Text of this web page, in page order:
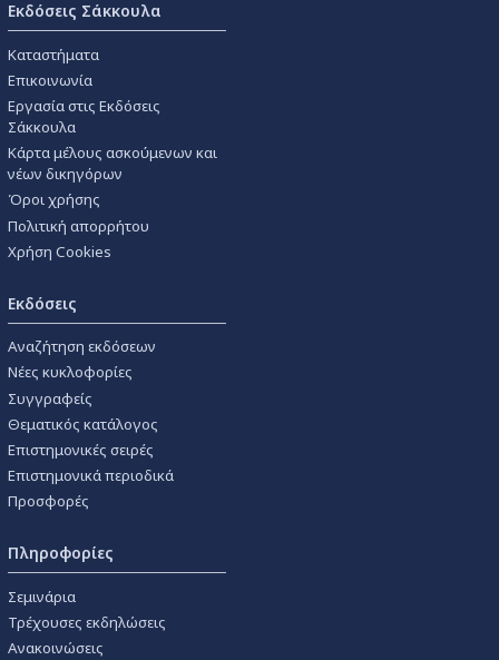
Εκδόσεις Σάκκουλα
Καταστήματα
Επικοινωνία
Εργασία στις Εκδόσεις
Σάκκουλα
Κάρτα μέλους ασκούμενων και
νέων δικηγόρων
Όροι χρήσης
Πολιτική απορρήτου
Χρήση Cookies
Εκδόσεις
Αναζήτηση εκδόσεων
Νέες κυκλοφορίες
Συγγραφείς
Θεματικός κατάλογος
Επιστημονικές σειρές
Επιστημονικά περιοδικά
Προσφορές
Πληροφορίες
Σεμινάρια
Τρέχουσες εκδηλώσεις
Ανακοινώσεις